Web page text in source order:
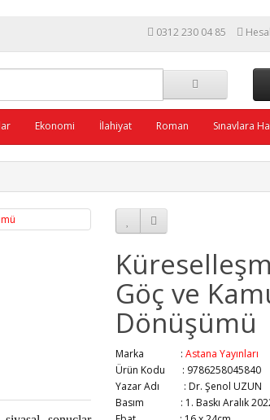
0312 230 04 85
Ekonomi İlahiyat Roman Sınavlara
Göç ve
Dönüşümü
Marka : Astana Yayınları
Ürün Kodu : 9786258045840
Yazar Adı : Dr. Şenol UZUN
Basım : 1. Baskı Aralık